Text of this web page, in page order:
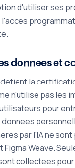
d'utiliser ses
donnees et
detient la
n'utilise pas les
pour
par l'IA ne
Figma Weave.
collectees